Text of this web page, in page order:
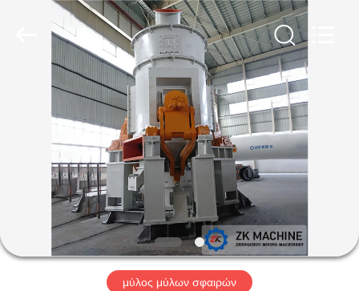
ΣΠΊΤΙ
ΠΡΟΪΌΝΤΑ
ΒΊΝΤΕΟ
VR
ΠΑΡΟΥΣΙΆΣΤΕ
μύλος μύλων σφαιρών